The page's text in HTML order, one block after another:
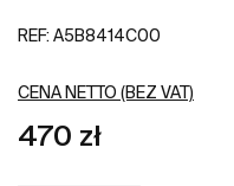
REF: A5B8414C00
CENA NETTO (BEZ VAT)
470 zł